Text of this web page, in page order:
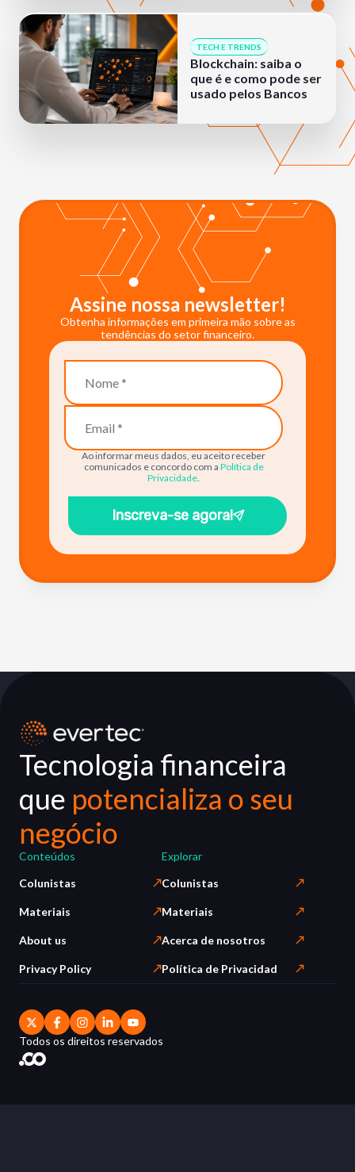
TECH E TRENDS
Blockchain: saiba o
que é e como pode ser
usado pelos Bancos
Assine nossa newsletter!
Obtenha informações em primeira mão sobre as
tendências do setor financeiro.
Ao informar meus dados, eu aceito receber
comunicados e concordo com a Política de
Privacidade.
Inscreva-se agora!
Tecnologia financeira
que potencializa o seu
negócio
Conteúdos
Colunistas
Materiais
About us
Privacy Policy
Explorar
Colunistas
Materiais
Acerca de nosotros
Política de Privacidad
Todos os direitos reservados